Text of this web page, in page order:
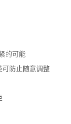
的可能
可防止随意调整